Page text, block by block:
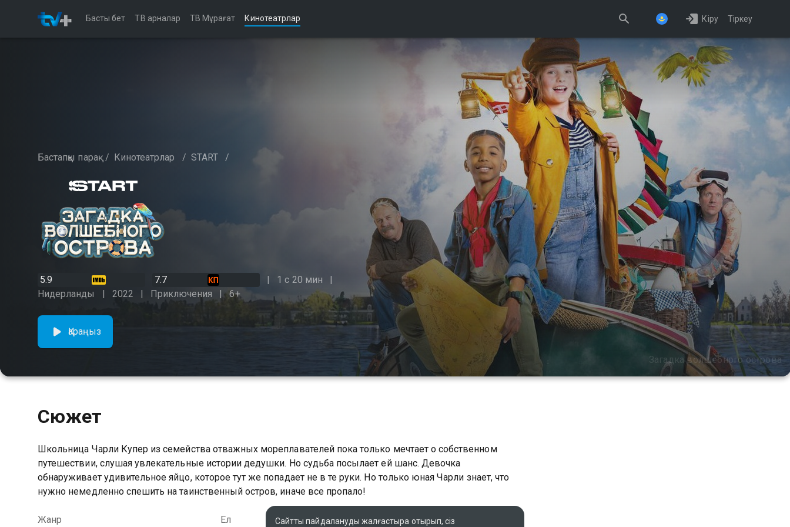
Басты бет ТВ арналар ТВ Мұрағат Кинотеатрлар Кіру Тіркеу
Бастапқы парақ / Кинотеатрлар / START /
5.9 7.7
1 с 20 мин
Нидерланды
2022 Приключения 6+
Загадка волшебного острова
Қараңыз
Сюжет
Школьница Чарли Купер из семейства отважных мореплавателей пока только мечтает о собственном
путешествии, слушая увлекательные истории дедушки. Но судьба посылает ей шанс. Девочка
обнаруживает удивительное яйцо, которое тут же попадает не в те руки. Но только юная Чарли знает, что
нужно немедленно спешить на таинственный остров, иначе все пропало!
Жанр Ел Түпнұсқа атауы
Сайтты пайдалануды жалғастыра отырып, сіз